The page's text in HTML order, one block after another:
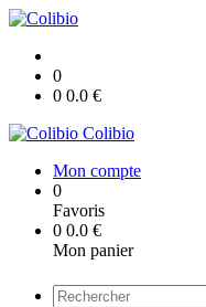
0
0 0.0 €
Colibio
Mon compte
0
Favoris
0 0.0 €
Mon panier